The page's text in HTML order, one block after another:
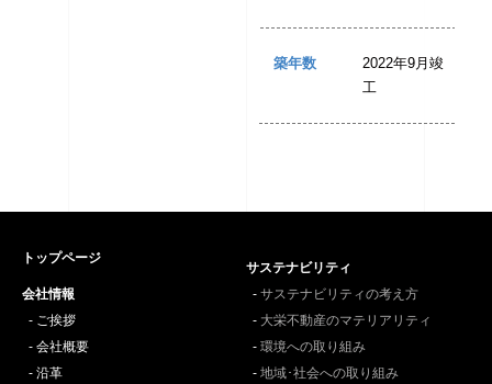
築年数
2022年9月竣
工
トップページ
会社情報
ご挨拶
会社概要
沿革
サステナビリティ
サステナビリティの考え方
大栄不動産のマテリアリティ
環境への取り組み
地域･社会への取り組み